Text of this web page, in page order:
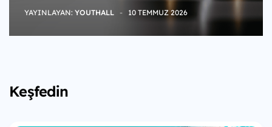
YAYINLAYAN: YOUTHALL 10 TEMMUZ 2026
Keşfedin